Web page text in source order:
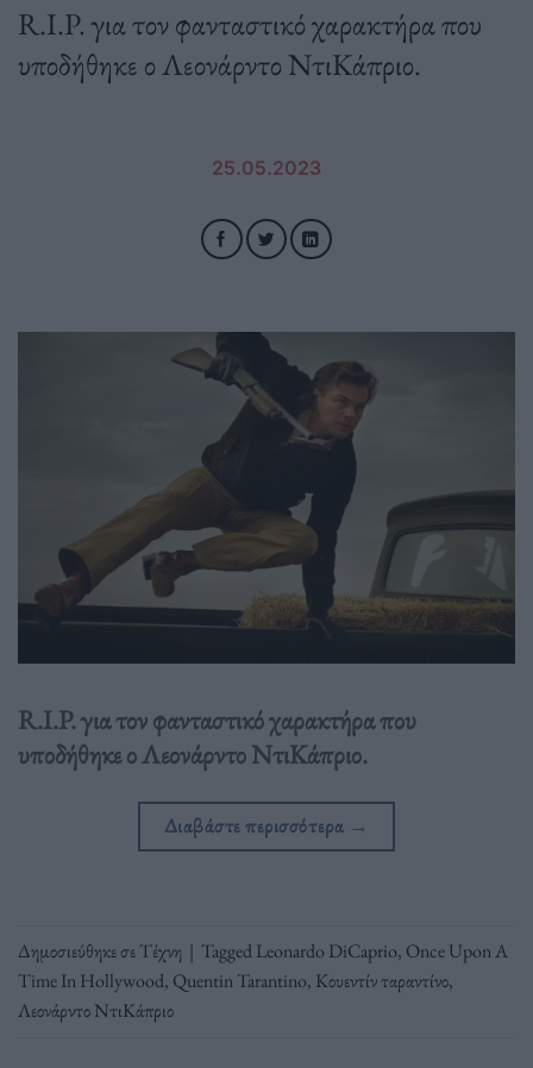
R.I.P. για τον φανταστικό χαρακτήρα που
υποδήθηκε ο Λεονάρντο ΝτιΚάπριο.
25.05.2023
R.I.P. για τον φανταστικό χαρακτήρα που
υποδήθηκε ο Λεονάρντο ΝτιΚάπριο.
Διαβάστε περισσότερα →
Δημοσιεύθηκε σεΤέχνη | TaggedLeonardo DiCaprio, Once Upon A
Time In Hollywood, Quentin Tarantino, Κουεντίν ταραντίνο,
Λεονάρντο ΝτιΚάπριο